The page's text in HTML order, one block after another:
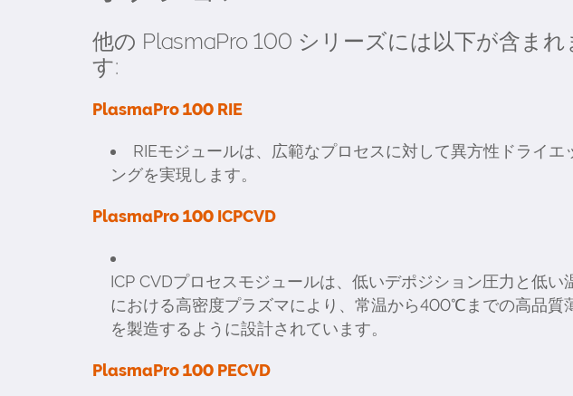
他の PlasmaPro 100 シリーズには以下が含まれ
す:
PlasmaPro 100 RIE
RIEモジュールは、広範なプロセスに対して異方性ドライエ
ングを実現します。
PlasmaPro 100 ICPCVD
ICP CVDプロセスモジュールは、低いデポジション圧力と低い
における高密度プラズマにより、常温から400℃までの高品質
を製造するように設計されています。
PlasmaPro 100 PECVD